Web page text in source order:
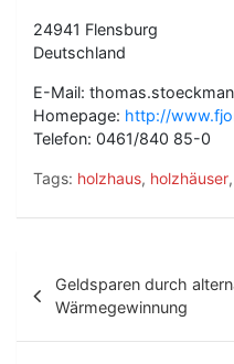
24941 Flensburg
Deutschland
E-Mail:
Homepage: http://
Telefon: 0461/840 85-0
Tags: holzhaus, holzhäuser,
e
i
Geldsparen durch
Wärmegewinnung